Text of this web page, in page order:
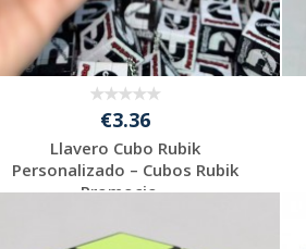
€3.36
Llavero Cubo Rubik
Personalizado – Cubos Rubik
Promocio...
presupuesto